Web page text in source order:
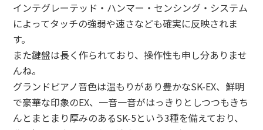
インテグレーテッド・ハンマー・センシング・システム
によってタッチの強弱や速さなども確実に反映されま
す。
また鍵盤は長く作られており、操作性も申し分ありませ
んね。
グランドピアノ音色は温もりがあり豊かなSK-EX、鮮明
で豪華な印象のEX、一音一音がはっきりとしつつもきち
んとまとまり厚みのあるSK-5という3種を備えており、